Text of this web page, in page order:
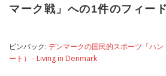
マーク戦 」への1件のフィー
ピンバック: デンマークの国民的スポーツ「ハ
ート） - Living in Denmark